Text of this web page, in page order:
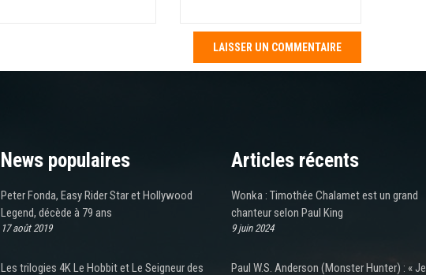
News populaires
Peter Fonda, Easy Rider Star et Hollywood
Legend, décède à 79 ans
17 août 2019
Les trilogies 4K Le Hobbit et Le Seigneur des
Articles récents
Wonka : Timothée Chalamet est un grand
chanteur selon Paul King
9 juin 2024
Paul W.S. Anderson (Monster Hunter) : « Je